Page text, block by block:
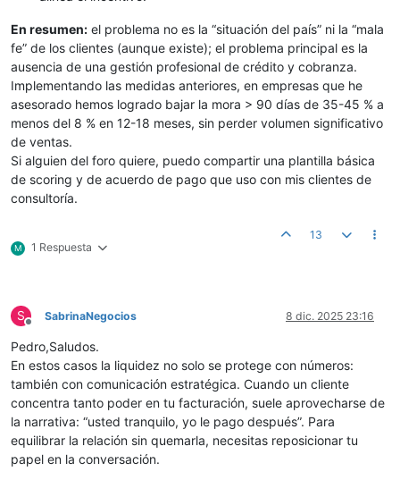
En resumen: el problema no es la “situación del país” ni la “mala
fe” de los clientes (aunque existe); el problema principal es la
ausencia de una gestión profesional de crédito y cobranza.
Implementando las medidas anteriores, en empresas que he
asesorado hemos logrado bajar la mora > 90 días de 35-45 % a
menos del 8 % en 12-18 meses, sin perder volumen significativo
de ventas.
Si alguien del foro quiere, puedo compartir una plantilla básica
de scoring y de acuerdo de pago que uso con mis clientes de
consultoría.
M 1 Respuesta
13
S
Desconectado
SabrinaNegocios 8 dic. 2025 23:16
Pedro,Saludos.
En estos casos la liquidez no solo se protege con números:
también con comunicación estratégica. Cuando un cliente
concentra tanto poder en tu facturación, suele aprovecharse de
la narrativa: “usted tranquilo, yo le pago después”. Para
equilibrar la relación sin quemarla, necesitas reposicionar tu
papel en la conversación.